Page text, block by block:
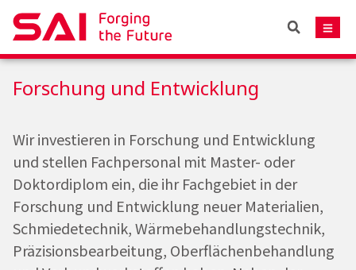
Forschung und Entwicklung
Wir investieren in Forschung und Entwicklung
und stellen Fachpersonal mit Master- oder
Doktordiplom ein, die ihr Fachgebiet in der
Forschung und Entwicklung neuer Materialien,
Schmiedetechnik, Wärmebehandlungstechnik,
Präzisionsbearbeitung, Oberflächenbehandlung